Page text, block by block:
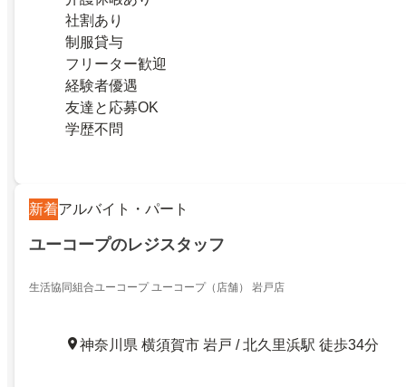
社割あり
制服貸与
フリーター歓迎
経験者優遇
友達と応募OK
学歴不問
新着アルバイト・パート
ユーコープのレジスタッフ
生活協同組合ユーコープ ユーコープ（店舗） 岩戸店
神奈川県 横須賀市 岩戸 / 北久里浜駅 徒歩34分